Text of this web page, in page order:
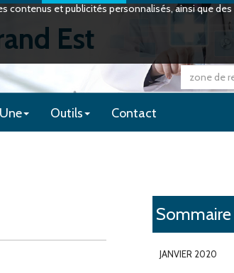
contenus et publicités personnalisés, ainsi que
Est
Outils Contact
Sommaire
JANVIER 2020